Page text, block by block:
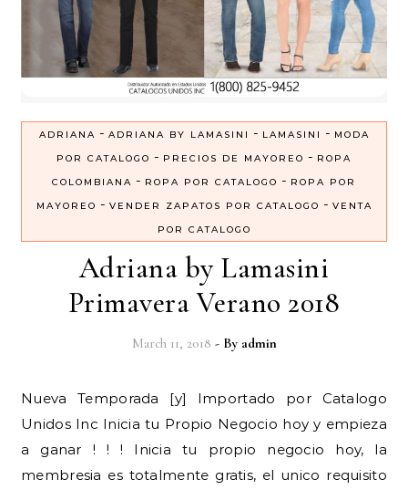
ADRIANA - ADRIANA BY LAMASINI - LAMASINI - MODA
POR CATALOGO - PRECIOS DE MAYOREO - ROPA
COLOMBIANA - ROPA POR CATALOGO - ROPA POR
MAYOREO - VENDER ZAPATOS POR CATALOGO - VENTA
POR CATALOGO
Adriana by Lamasini
Primavera Verano 2018
March 11, 2018 - By admin
Nueva Temporada [y] Importado por Catalogo
Unidos Inc Inicia tu Propio Negocio hoy y empieza
a ganar ! ! ! Inicia tu propio negocio hoy, la
membresia es totalmente gratis, el unico requisito